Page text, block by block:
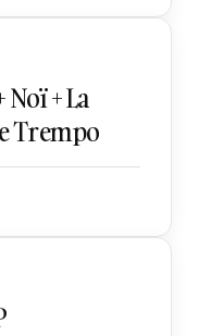
+ La
Trempo